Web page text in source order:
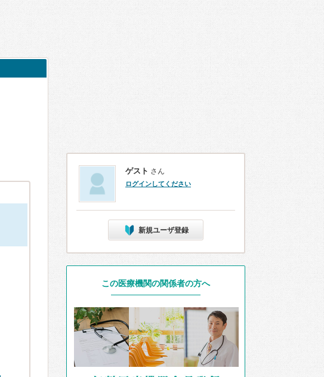
ゲスト さん
ログインしてください
新規ユーザ登録
この医療機関の関係者の方へ